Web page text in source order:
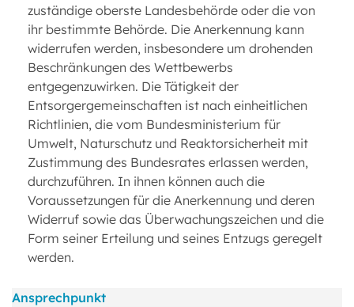
zuständige oberste Landesbehörde oder die von
ihr bestimmte Behörde. Die Anerkennung kann
widerrufen werden, insbesondere um drohenden
Beschränkungen des Wettbewerbs
entgegenzuwirken. Die Tätigkeit der
Entsorgergemeinschaften ist nach einheitlichen
Richtlinien, die vom Bundesministerium für
Umwelt, Naturschutz und Reaktorsicherheit mit
Zustimmung des Bundesrates erlassen werden,
durchzuführen. In ihnen können auch die
Voraussetzungen für die Anerkennung und deren
Widerruf sowie das Überwachungszeichen und die
Form seiner Erteilung und seines Entzugs geregelt
werden.
Ansprechpunkt